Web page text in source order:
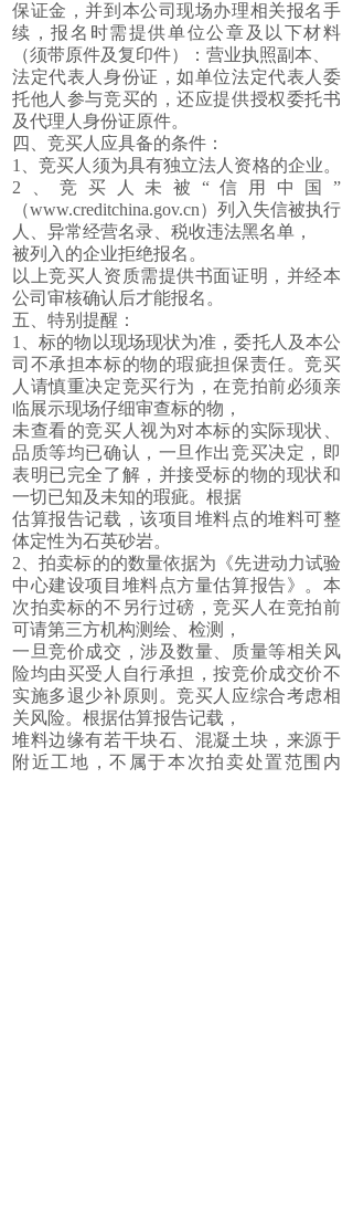
保证金，并到本公司现场办理相关报名手
续，报名时需提供单位公章及以下材料
（须带原件及复印件）：营业执照副本、
法定代表人身份证，如单位法定代表人委
托他人参与竞买的，还应提供授权委托书
及代理人身份证原件。
四、竞买人应具备的条件：
1、竞买人须为具有独立法人资格的企业。
2、竞买人未被“信用中国”
（www.creditchina.gov.cn）列入失信被执行
人、异常经营名录、税收违法黑名单，
被列入的企业拒绝报名。
以上竞买人资质需提供书面证明，并经本
公司审核确认后才能报名。
五、特别提醒：
1、标的物以现场现状为准，委托人及本公
司不承担本标的物的瑕疵担保责任。竞买
人请慎重决定竞买行为，在竞拍前必须亲
临展示现场仔细审查标的物，
未查看的竞买人视为对本标的实际现状、
品质等均已确认，一旦作出竞买决定，即
表明已完全了解，并接受标的物的现状和
一切已知及未知的瑕疵。根据
估算报告记载，该项目堆料点的堆料可整
体定性为石英砂岩。
2、拍卖标的的数量依据为《先进动力试验
中心建设项目堆料点方量估算报告》。本
次拍卖标的不另行过磅，竞买人在竞拍前
可请第三方机构测绘、检测，
一旦竞价成交，涉及数量、质量等相关风
险均由买受人自行承担，按竞价成交价不
实施多退少补原则。竞买人应综合考虑相
关风险。根据估算报告记载，
堆料边缘有若干块石、混凝土块，来源于
附近工地，不属于本次拍卖处置范围内